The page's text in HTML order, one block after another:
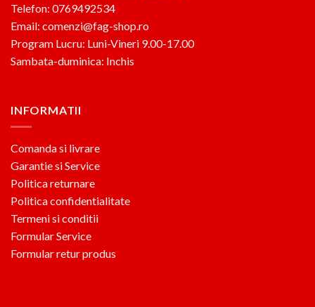
Telefon: 0769492534
Email: comenzi@fag-shop.ro
Program Lucru: Luni-Vineri 9.00-17.00
Sambata-duminica: Inchis
INFORMATII
Comanda si livrare
Garantie si Service
Politica returnare
Politica confidentialitate
Termeni si conditii
Formular Service
Formular retur produs